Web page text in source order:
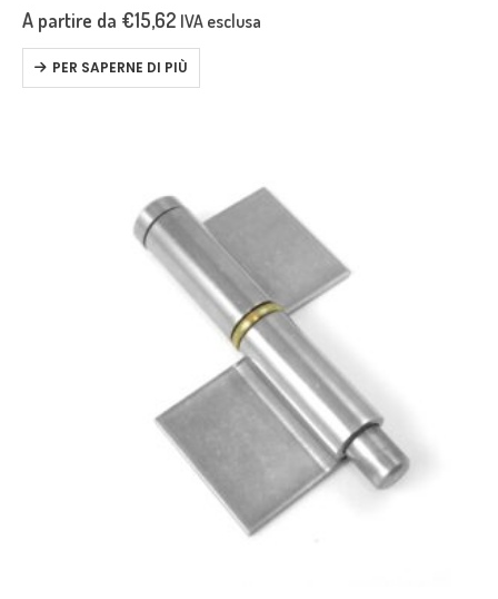
loose…
A partire da €15,62 IVA esclusa
PER SAPERNE DI PIÙ